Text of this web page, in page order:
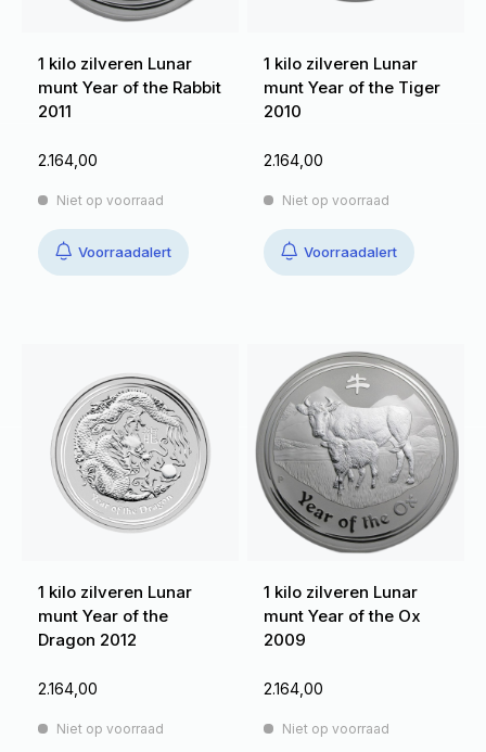
1 kilo zilveren Lunar
munt Year of the Rabbit
2011
2.164,00
Niet op voorraad
Voorraadalert
1 kilo zilveren Lunar
munt Year of the Tiger
2010
2.164,00
Niet op voorraad
Voorraadalert
1 kilo zilveren Lunar
munt Year of the
Dragon 2012
2.164,00
Niet op voorraad
1 kilo zilveren Lunar
munt Year of the Ox
2009
2.164,00
Niet op voorraad